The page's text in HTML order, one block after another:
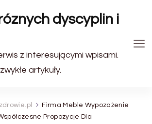
dyscyplin i
z interesującymi wpisami.
artykuły.
zdrowie.pl
Firma Meble Wypozażenie
Propozycje Dla